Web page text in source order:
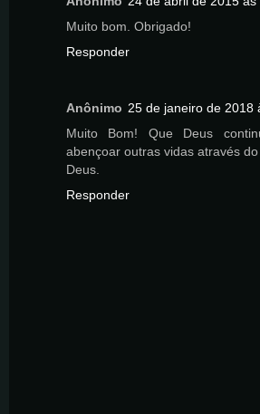
Muito bom. Obrigado!
Responder
Anônimo 25 de janeiro de 2018
Muito Bom! Que Deus
abençoar outras vidas através
Deus.
Responder